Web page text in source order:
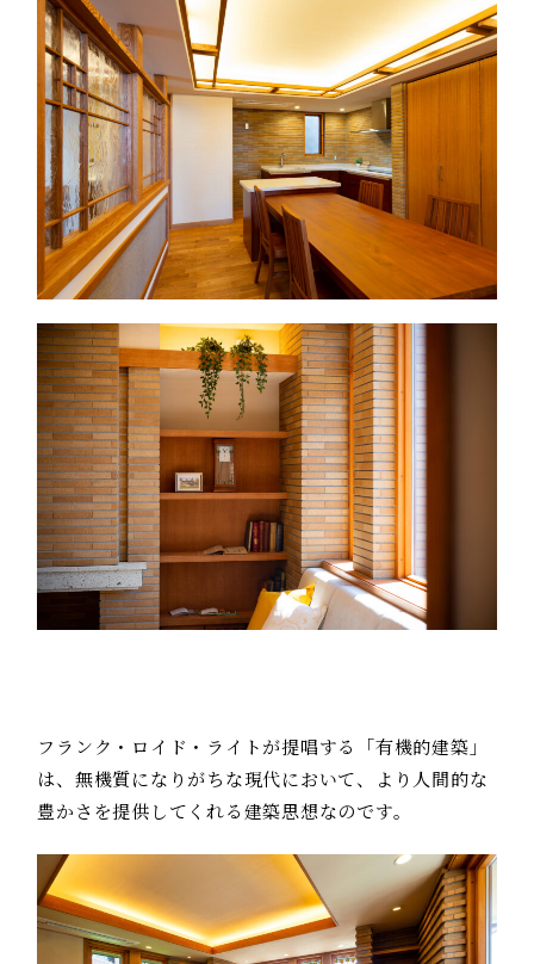
フランク・ロイド・ライトが提唱する「有機的建築」
は、無機質になりがちな現代において、より人間的な
豊かさを提供してくれる建築思想なのです。